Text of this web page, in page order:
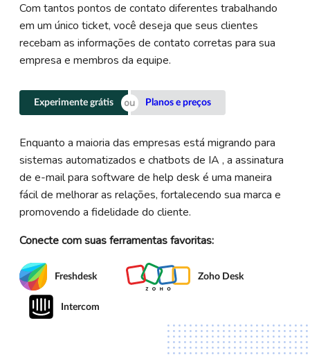
Com tantos pontos de contato diferentes trabalhando
em um único ticket, você deseja que seus clientes
recebam as informações de contato corretas para sua
empresa e membros da equipe.
Experimente grátis Planos e preços
Enquanto a maioria das empresas está migrando para
sistemas automatizados e chatbots de IA , a assinatura
de e-mail para software de help desk é uma maneira
fácil de melhorar as relações, fortalecendo sua marca e
promovendo a fidelidade do cliente.
Conecte com suas ferramentas favoritas:
Freshdesk Zoho Desk
Intercom